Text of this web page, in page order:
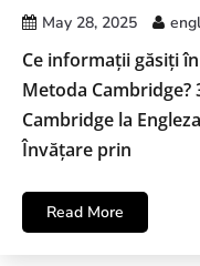
May 28, 2025
Ce informații găsiți
Metoda
Cambridge la
Învățare prin
Read More